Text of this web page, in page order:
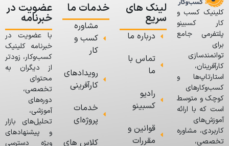
کلینیک کسب و
کار کسبینو
پلتفرمی جامع
برای
توانمندسازی
کارآفرینان،
استارتاپ‌ها و
کسب‌وکارهای
کوچک و متوسط
است که با ارائه
آموزش‌های
کاربردی، مشاوره
تخصصی،
لینک های
سریع
درباره ما
تماس با
ما
رادیو
کسبینو
قوانین و
مقررات
خدمات ما
مشاوره
کسب و
کار
رویدادهای
کارآفرینی
خدمات
پروژه‌ای
کلاس های
عضویت در
خبرنامه
با عضویت در
خبرنامه کلینیک
کسب‌وکار، زودتر
از دیگران به
محتوای
تخصصی،
دوره‌های
آموزشی،
تحلیل‌های بازار
و پیشنهادهای
ویژه دسترسی